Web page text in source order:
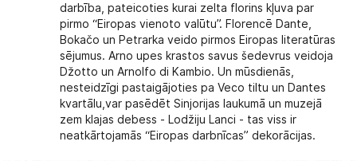
darbība, pateicoties kurai zelta florins kļuva par
pirmo “Eiropas vienoto valūtu”. Florencē Dante,
Bokačo un Petrarka veido pirmos Eiropas literatūras
sējumus. Arno upes krastos savus šedevrus veidoja
Džotto un Arnolfo di Kambio. Un mūsdienās,
nesteidzīgi pastaigājoties pa Veco tiltu un Dantes
kvartālu,var pasēdēt Sinjorijas laukumā un muzejā
zem klajas debess - Lodžiju Lanci - tas viss ir
neatkārtojamās “Eiropas darbnīcas” dekorācijas.